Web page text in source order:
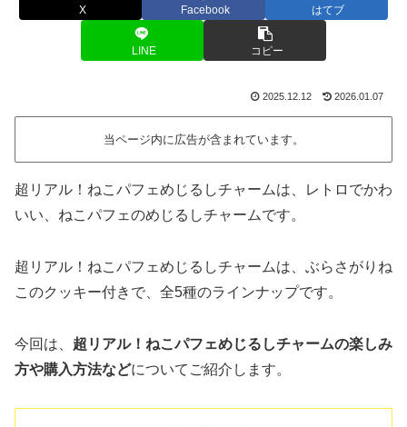
X Facebook はてブ
LINE コピー
2025.12.12 2026.01.07
当ページ内に広告が含まれています。
超リアル！ねこパフェめじるしチャームは、レトロでかわ
いい、ねこパフェのめじるしチャームです。
超リアル！ねこパフェめじるしチャームは、ぶらさがりね
このクッキー付きで、全5種のラインナップです。
今回は、 超リアル！ねこパフェめじるしチャームの楽しみ
方や購入方法などについてご紹介します。